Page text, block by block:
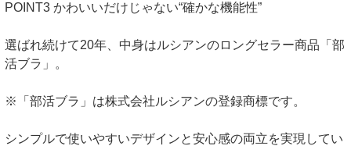
POINT3 かわいいだけじゃない“確かな機能性”
選ばれ続けて20年、中身はルシアンのロングセラー商品「部
活ブラ」。
※「部活ブラ」は株式会社ルシアンの登録商標です。
シンプルで使いやすいデザインと安心感の両立を実現してい